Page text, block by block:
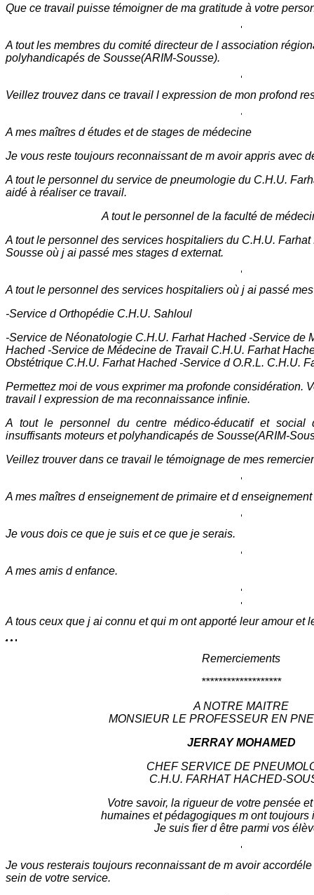
Que ce travail puisse témoigner de ma gratitude à votre
A tout les membres du comité directeur de l association
polyhandicapés de Sousse(ARIM-Sousse).
Veillez trouvez dans ce travail l expression de mon profond
A mes maîtres d études et de stages de médecine
Je vous reste toujours reconnaissant de m avoir appris avec
A tout le personnel du service de pneumologie du C.H.U.
aidé à réaliser ce travail.
A tout le personnel de la faculté de
A tout le personnel des services hospitaliers du C.H.U.
Sousse où j ai passé mes stages d externat.
A tout le personnel des services hospitaliers où j ai passé
-Service d Orthopédie C.H.U. Sahloul
-Service de Néonatologie C.H.U. Farhat Hached -Service de
Hached -Service de Médecine de Travail C.H.U. Farhat
Obstétrique C.H.U. Farhat Hached -Service d O.R.L. C.H.U.
Permettez moi de vous exprimer ma profonde considération.
travail l expression de ma reconnaissance infinie.
A tout le personnel du centre médico-éducatif et social
insuffisants moteurs et polyhandicapés de Sousse(ARIM-
Veillez trouver dans ce travail le témoignage de mes
A mes maîtres d enseignement de primaire et d
Je vous dois ce que je suis et ce que je serais.
A mes amis d enfance.
A tous ceux que j ai connu et qui m ont apporté leur amour et
Remerciements
*******************
A NOTRE MAITRE
MONSIEUR LE PROFESSEUR EN
JERRAY MOHAMED
CHEF SERVICE DE
C.H.U. FARHAT HACHED-
Votre savoir, la rigueur de votre pensée
humaines et pédagogiques m ont toujours
Je suis fier d être parmi vos
Je vous resterais toujours reconnaissant de m avoir
sein de votre service.